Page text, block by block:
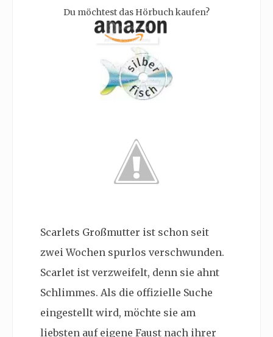
Du möchtest das Hörbuch kaufen?
Scarlets Großmutter ist schon seit
zwei Wochen spurlos verschwunden.
Scarlet ist verzweifelt, denn sie ahnt
Schlimmes. Als die offizielle Suche
eingestellt wird, möchte sie am
liebsten auf eigene Faust nach ihrer